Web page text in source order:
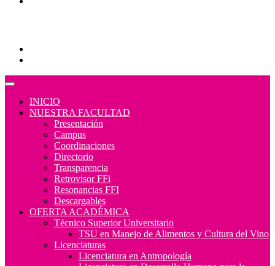
INICIO
NUESTRA FACULTAD
Presentación
Campus
Coordinaciones
Directorio
Transparencia
Retrovisor FFi
Resonancias FFI
Descargables
OFERTA ACADÉMICA
Técnico Superior Universitario
TSU en Manejo de Alimentos y Cultura del Vino
Licenciaturas
Licenciatura en Antropología